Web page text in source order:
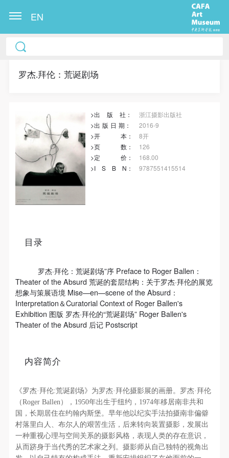
EN
罗杰.拜伦：荒诞剧场
>出 版 社：
浙江摄影出版社
>出 版 日 期 ：
2016-9
>开
本：
8开
>页
数：
126
>定
价：
168.00
>I
S B N ： 9787551415514
目录
罗杰·拜伦：荒诞剧场”序 Preface to Roger Ballen：
Theater of the Absurd 荒诞的套层结构：关于罗杰·拜伦的展览
想象与策展语境 Mise—en—scene of the Absurd：
Interpretation＆Curatorial Context of Roger Ballen's
Exhibition 图版 罗杰·拜伦的“荒诞剧场” Roger Ballen's
Theater of the Absurd 后记 Postscript
内容简介
《罗杰·拜伦:荒诞剧场》为罗杰·拜伦摄影展的画册。罗杰·拜伦
（Roger Ballen），1950年出生于纽约，1974年移居南非共和
国，长期居住在约翰内斯堡。早年他以纪实手法拍摄南非偏僻
村落里白人、布尔人的艰苦生活，后来转向装置摄影，发展出
一种重视心理与空间关系的摄影风格，表现人类的存在意识，
从而跻身于当代秀的艺术家之列。摄影师从自己独特的视角出
冷风起，冬意浓！ 这个冬日的北京刻意显得不那么的
重新洗礼那或许已经麻木的感官。 选择去吴哥，因为
称之美全部完美的融为一体。唯有置身于吴哥王城，
在“高棉微笑”的注视下，去凝望这曾经充满战乱、杀
戮，到现今的和平和安详。仿佛瞬间被抽离出这世间
之外，画面被定格静止了一般，转过身即是微笑。 版
权归作者所有，任何形式转载请联系作者。 关于吴
哥，我想大约是我不必多费口舌去解释每一处寺院的
由来和历史，每一个来到这里的人，多数都会花上个
北京刻意显得不那么的温暖，不禁想逃离这荒凉几
感官。 选择去吴哥，因为太想亲自去感受一下这世界
上最重要的文明古迹，它将中国长城的雄伟、泰姬陵
的细致繁复和金字塔的对称之美全部完美的融为一
体。唯有置身于吴哥王城，在“高棉微笑”的注视下，
去凝望这曾经充满战乱、杀戮，到现今的和平和安
了一般，转过身即是微笑。 版权归作者所有，任何形
费口舌去解释每一处寺院的由来和历史，每一个来到
这里的人，多数都会花上个三五日去感受吴哥雄伟壮
观的寺院建筑群。 这里捡几个重要而美的分享。 冷
风起，冬意浓！ 这个冬日的北京刻意显得不那么的温
暖，不禁想逃离这荒凉几日，寻一处刺眼的阳光，重
手机号码
手机号码将作为您的登录账号
验证码